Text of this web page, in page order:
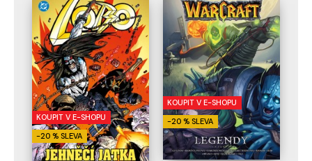
KOUPIT V E-SHOPU
-20 % SLEVA
KOUPIT V E-SHOPU
-20 % SLEVA